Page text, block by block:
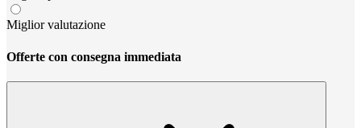
Miglior valutazione
Offerte con consegna immediata